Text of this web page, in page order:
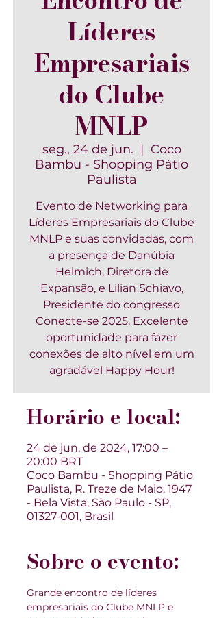
Líderes
Empresariais
do Clube
MNLP
seg., 24 de jun.
  |
Coco
Bambu - Shopping Pátio
Paulista
Evento de Networking para
Líderes Empresariais do Clube
MNLP e suas convidadas, com
a presença de Danúbia
Helmich, Diretora de
Expansão, e Lilian Schiavo,
Presidente do congresso
Conecte-se 2025. Excelente
oportunidade para fazer
conexões de alto nível em um
agradável Happy Hour!
Horário e local:
24 de jun. de 2024, 17:00 –
20:00 BRT
Coco Bambu - Shopping Pátio
Paulista, R. Treze de Maio, 1947
- Bela Vista, São Paulo - SP,
01327-001, Brasil
Sobre o evento:
Grande encontro de líderes
empresariais do Clube MNLP e